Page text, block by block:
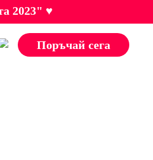
2023" ♥
Поръчай сега